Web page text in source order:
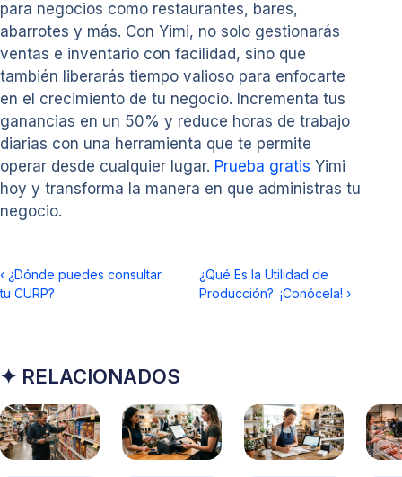
para negocios como restaurantes, bares,
abarrotes y más. Con Yimi, no solo gestionarás
ventas e inventario con facilidad, sino que
también liberarás tiempo valioso para enfocarte
en el crecimiento de tu negocio. Incrementa tus
ganancias en un 50% y reduce horas de trabajo
diarias con una herramienta que te permite
operar desde cualquier lugar. Prueba gratis Yimi
hoy y transforma la manera en que administras tu
negocio.
‹ ¿Dónde puedes consultar
tu CURP?
¿Qué Es la Utilidad de
Producción?: ¡Conócela! ›
✦ RELACIONADOS